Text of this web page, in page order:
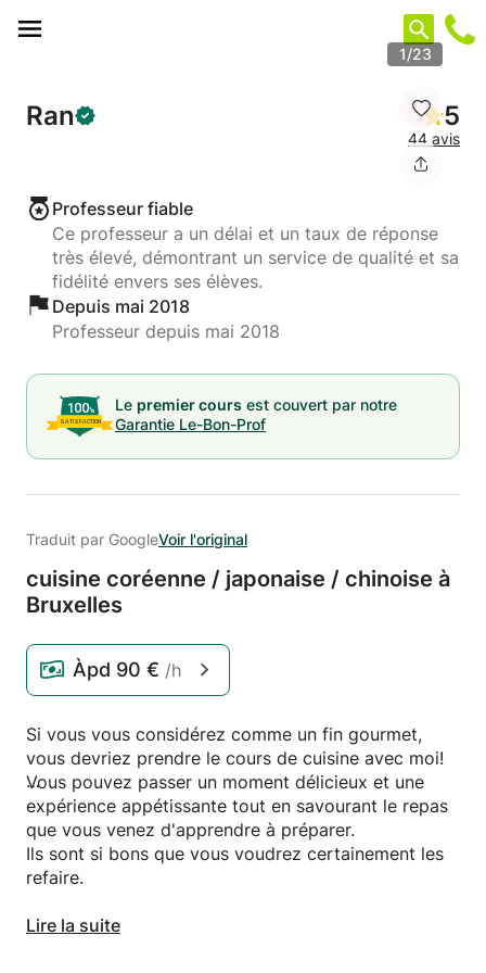
1/23
Ran 5
44 avis
Professeur fiable
Ce professeur a un délai et un taux de réponse
très élevé, démontrant un service de qualité et sa
fidélité envers ses élèves.
Depuis mai 2018
Professeur depuis mai 2018
Le premier cours est couvert par notre
Garantie Le-Bon-Prof
Traduit par GoogleVoir l'original
cuisine coréenne / japonaise / chinoise à
Bruxelles
Àpd 90 € /h
Si vous vous considérez comme un fin gourmet,
vous devriez prendre le cours de cuisine avec moi!
Vous pouvez passer un moment délicieux et une
expérience appétissante tout en savourant le repas
que vous venez d'apprendre à préparer.
Ils sont si bons que vous voudrez certainement les
refaire.
J'offre différentes options pour votre cours de
Lire la suite